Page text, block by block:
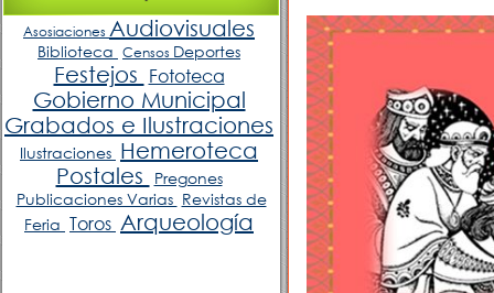
Asosiaciones Audiovisuales
Biblioteca Censos Deportes
Festejos Fototeca
Gobierno Municipal
Grabados e Ilustraciones
Ilustraciones Hemeroteca
Postales
Pregones
Publicaciones Varias Revistas de
Feria Toros Arqueología